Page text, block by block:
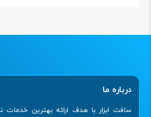
درباره ما
سافت ابزار با هدف ارائه بهترین خدمات